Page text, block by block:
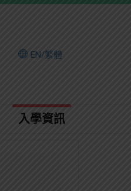
EN/繁體
入學資訊​